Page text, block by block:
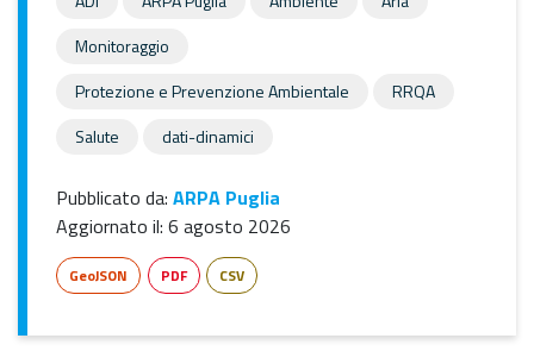
Monitoraggio
Protezione e Prevenzione Ambientale
RRQA
Salute
dati-dinamici
Pubblicato da: ARPA Puglia
Aggiornato il: 6 agosto 2026
GeoJSON PDF CSV